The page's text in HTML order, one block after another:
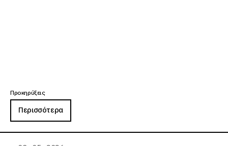
Προκηρύξεις
Περισσότερα